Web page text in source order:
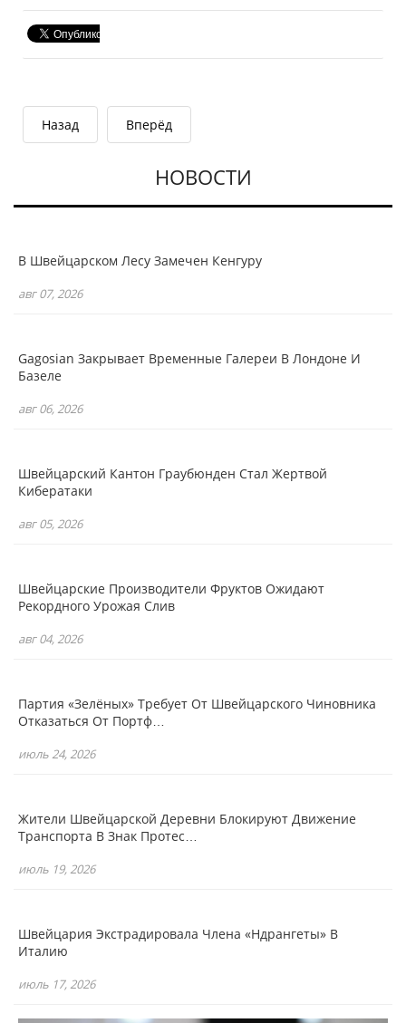
Назад Вперёд
НОВОСТИ
В Швейцарском Лесу Замечен Кенгуру
авг 07, 2026
Gagosian Закрывает Временные Галереи В Лондоне И
Базеле
авг 06, 2026
Швейцарский Кантон Граубюнден Стал Жертвой
Кибератаки
авг 05, 2026
Швейцарские Производители Фруктов Ожидают
Рекордного Урожая Слив
авг 04, 2026
Партия «зелёных» Требует От Швейцарского Чиновника
Отказаться От Портф…
июль 24, 2026
Жители Швейцарской Деревни Блокируют Движение
Транспорта В Знак Протес…
июль 19, 2026
Швейцария Экстрадировала Члена «Ндрангеты» В
Италию
июль 17, 2026